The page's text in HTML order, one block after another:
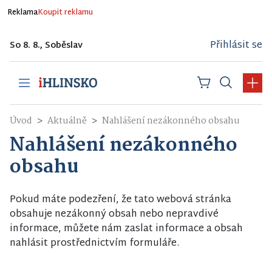
ReklamaKoupit reklamu
So 8. 8., Soběslav Přihlásit se
Úvod Aktuálně Nahlášení nezákonného obsahu
Nahlášení nezákonného
obsahu
Pokud máte podezření, že tato webová stránka
obsahuje nezákonný obsah nebo nepravdivé
informace, můžete nám zaslat informace a obsah
nahlásit prostřednictvím formuláře.